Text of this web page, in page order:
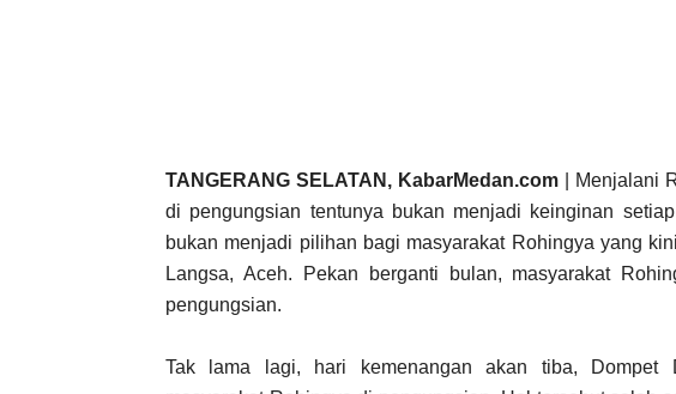
TANGERANG SELATAN, KabarMedan.com| Menjalani
di pengungsian tentunya bukan menjadi keinginan
bukan menjadi pilihan bagi masyarakat Rohingya yang
Langsa, Aceh. Pekan berganti bulan, masyarakat
pengungsian.
Tak lama lagi, hari kemenangan akan tiba, Dompet